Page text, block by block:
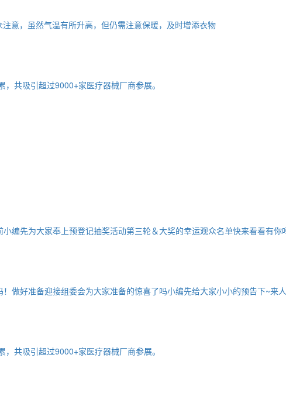
意，虽然气温有所升高，但仍需注意保暖，及时增添衣物
共吸引超过9000+家医疗器械厂商参展。
编先为大家奉上预登记抽奖活动第三轮＆大奖的幸运观众名单快来看看有你
好准备迎接组委会为大家准备的惊喜了吗小编先给大家小小的预告下~来人
共吸引超过9000+家医疗器械厂商参展。